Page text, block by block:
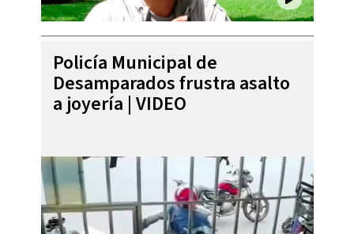
Policía Municipal de
Desamparados frustra asalto
a joyería | VIDEO